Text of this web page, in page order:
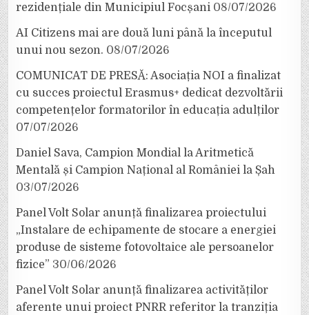
rezidențiale din Municipiul Focșani 08/07/2026
AI Citizens mai are două luni până la începutul
unui nou sezon. 08/07/2026
COMUNICAT DE PRESĂ: Asociația NOI a finalizat
cu succes proiectul Erasmus+ dedicat dezvoltării
competențelor formatorilor în educația adulților
07/07/2026
Daniel Sava, Campion Mondial la Aritmetică
Mentală și Campion Național al României la Șah
03/07/2026
Panel Volt Solar anunță finalizarea proiectului
„Instalare de echipamente de stocare a energiei
produse de sisteme fotovoltaice ale persoanelor
fizice” 30/06/2026
Panel Volt Solar anunță finalizarea activităților
aferente unui proiect PNRR referitor la tranziția